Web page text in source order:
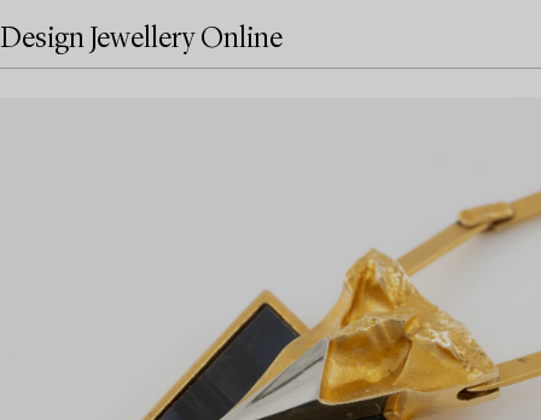
Design Jewellery Online